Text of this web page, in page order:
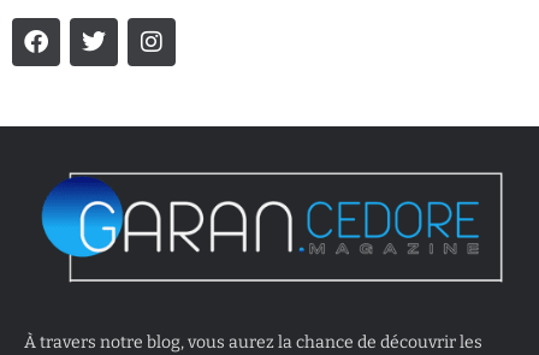
À travers notre blog, vous aurez la chance de découvrir les